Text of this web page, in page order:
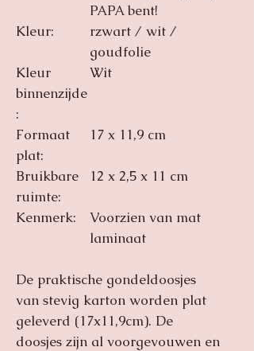
PAPA bent!
Kleur:
rzwart / wit /
goudfolie
Kleur
binnenzijde
:
Wit
Formaat
plat:
17 x 11,9 cm
Bruikbare
ruimte:
12 x 2,5 x 11 cm
Kenmerk:
Voorzien van mat
laminaat
De praktische gondeldoosjes
van stevig karton worden plat
geleverd (17x11,9cm). De
doosjes zijn al voorgevouwen en